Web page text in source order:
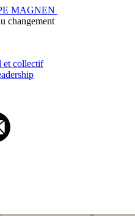
MAGNEN
changement
et collectif